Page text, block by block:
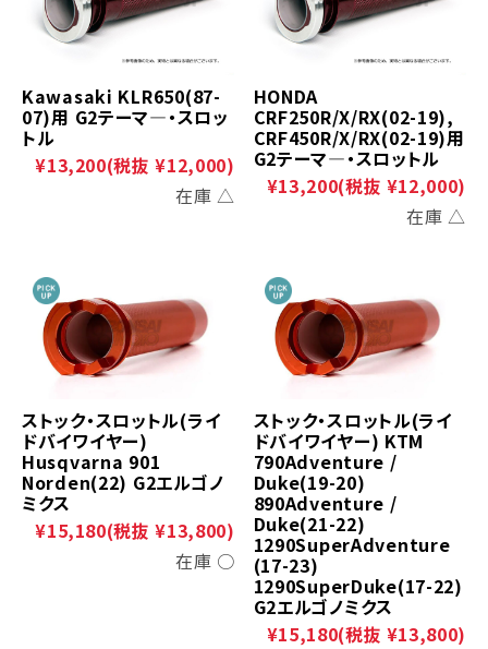
Kawasaki KLR650(87-
07)用 G2テーマ―・スロッ
トル
¥13,200(税抜 ¥12,000)
在庫 △
HONDA
CRF250R/X/RX(02-19),
CRF450R/X/RX(02-19)用
G2テーマ―・スロットル
¥13,200(税抜 ¥12,000)
在庫 △
ストック・スロットル(ライ
ドバイワイヤー)
Husqvarna 901
Norden(22) G2エルゴノ
ミクス
¥15,180(税抜 ¥13,800)
在庫 ○
ストック・スロットル(ライ
ドバイワイヤー) KTM
790Adventure /
Duke(19-20)
890Adventure /
Duke(21-22)
1290SuperAdventure
(17-23)
1290SuperDuke(17-22)
G2エルゴノミクス
¥15,180(税抜 ¥13,800)